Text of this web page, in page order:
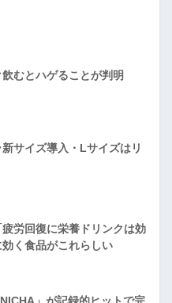
むとハゲることが判明
新サイズ導入・Lサイズはリ
疲労回復に栄養ドリンクは効
く食品がこれらしい